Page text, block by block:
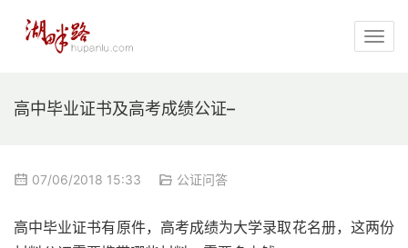
高中毕业证书及高考成绩公证–
07/06/2018 15:33 公证问答
高中毕业证书有原件，高考成绩为大学录取花名册，这两份